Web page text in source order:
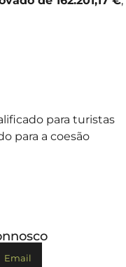
para turistas
para a coesão
Email